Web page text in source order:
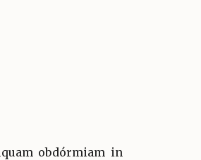
obdórmiam in